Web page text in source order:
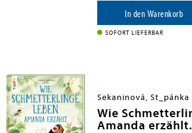
schlüpft, frisst sich
verpuppt sich, und
wunderschöner
streckt seine Flügel.
Isabelle Arsenault,
den Lebenszyklus
Schmetterlings. Die
treffend übersetzt
In den Warenkorb
SOFORT LIEFERBAR
Sekaninová, St_pánka
Wie
Amanda erzählt.